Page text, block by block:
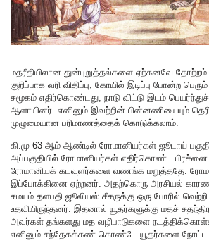
மதரீதியிலான துன்புறுத்தல்களை ஏற்கனவே தோற்றம்
குறிப்பாக வரி விதிப்பு, கோயில் இடிப்பு போன்ற
சமூகம் எதிர்கொண்டது; நாடு விட்டு இடம்
ஆளாயினர். எனினும் இவற்றின் பின்னணியையும்
முழுமையான பரிமாணத்தைக் கொடுக்கலாம்.
கி.மு 63 ஆம் ஆண்டில் ரோமானியர்கள் ஜூடாய்
அப்பகுதியில் ரோமானியர்கள் எதிர்கொண்ட பிரச்னை
ரோமானியக் கடவுளர்களை வணங்க மறுத்ததே.
இப்போக்கினை ஏற்றனர். அதற்கொரு அரசியல்
சமயம் தளபதி ஜூலியஸ் சீசருக்கு ஒரு போரில்
உதவியிருந்தனர். இதனால் யூதர்களுக்கு மதச்
அவர்கள் தங்களது மத வழிபாடுகளை
எனினும் சந்தேகக்கண் கொண்டே யூதர்களை